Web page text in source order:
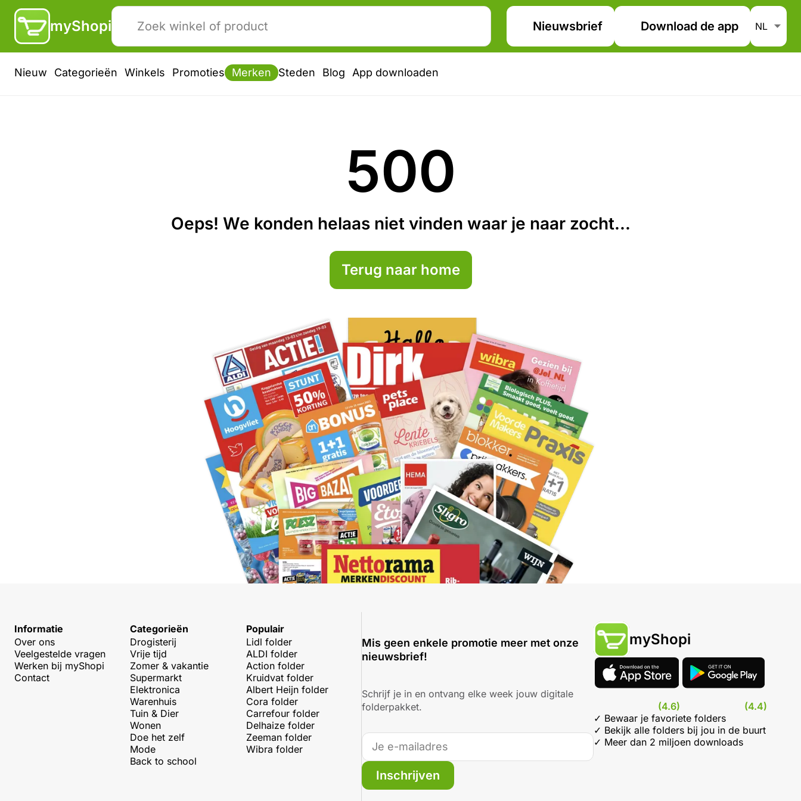
myShopi Nieuwsbrief Download de app
Nieuw Categorieën Winkels Promoties Merken Steden Blog App downloaden
500
Oeps! We konden helaas niet vinden waar je naar zocht...
Terug naar home
Informatie
Over ons
Veelgestelde vragen
Werken bij myShopi
Contact
Categorieën
Drogisterij
Vrije tijd
Zomer & vakantie
Supermarkt
Elektronica
Warenhuis
Tuin & Dier
Wonen
Doe het zelf
Mode
Back to school
Populair
Lidl folder
ALDI folder
Action folder
Kruidvat folder
Albert Heijn folder
Cora folder
Carrefour folder
Delhaize folder
Zeeman folder
Wibra folder
Mis geen enkele promotie meer met onze
nieuwsbrief!
Schrijf je in en ontvang elke week jouw digitale
folderpakket.
Inschrijven
myShopi
(4.6)
(4.4)
✓ Bewaar je favoriete folders
✓ Bekijk alle folders bij jou in de buurt
✓ Meer dan 2 miljoen downloads